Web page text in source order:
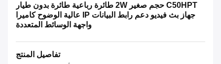
C50HPT حجم صغير 2W طائرة رباعية طائرة بدون طيار
جهاز بث فيديو دعم رابط البيانات IP عالية الوضوح كاميرا
واجهة الوسائط المتعددة
تفاصيل المنتج